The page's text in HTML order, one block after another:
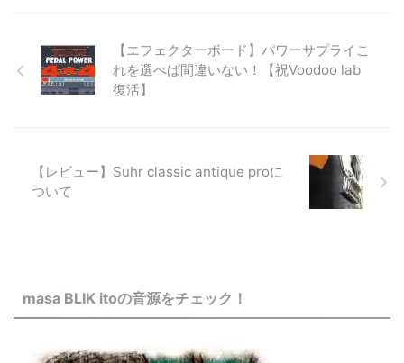
【エフェクターボード】パワーサプライこ
れを選べば間違いない！【祝Voodoo lab
復活】
【レビュー】Suhr classic antique proに
ついて
masa BLIK itoの音源をチェック！